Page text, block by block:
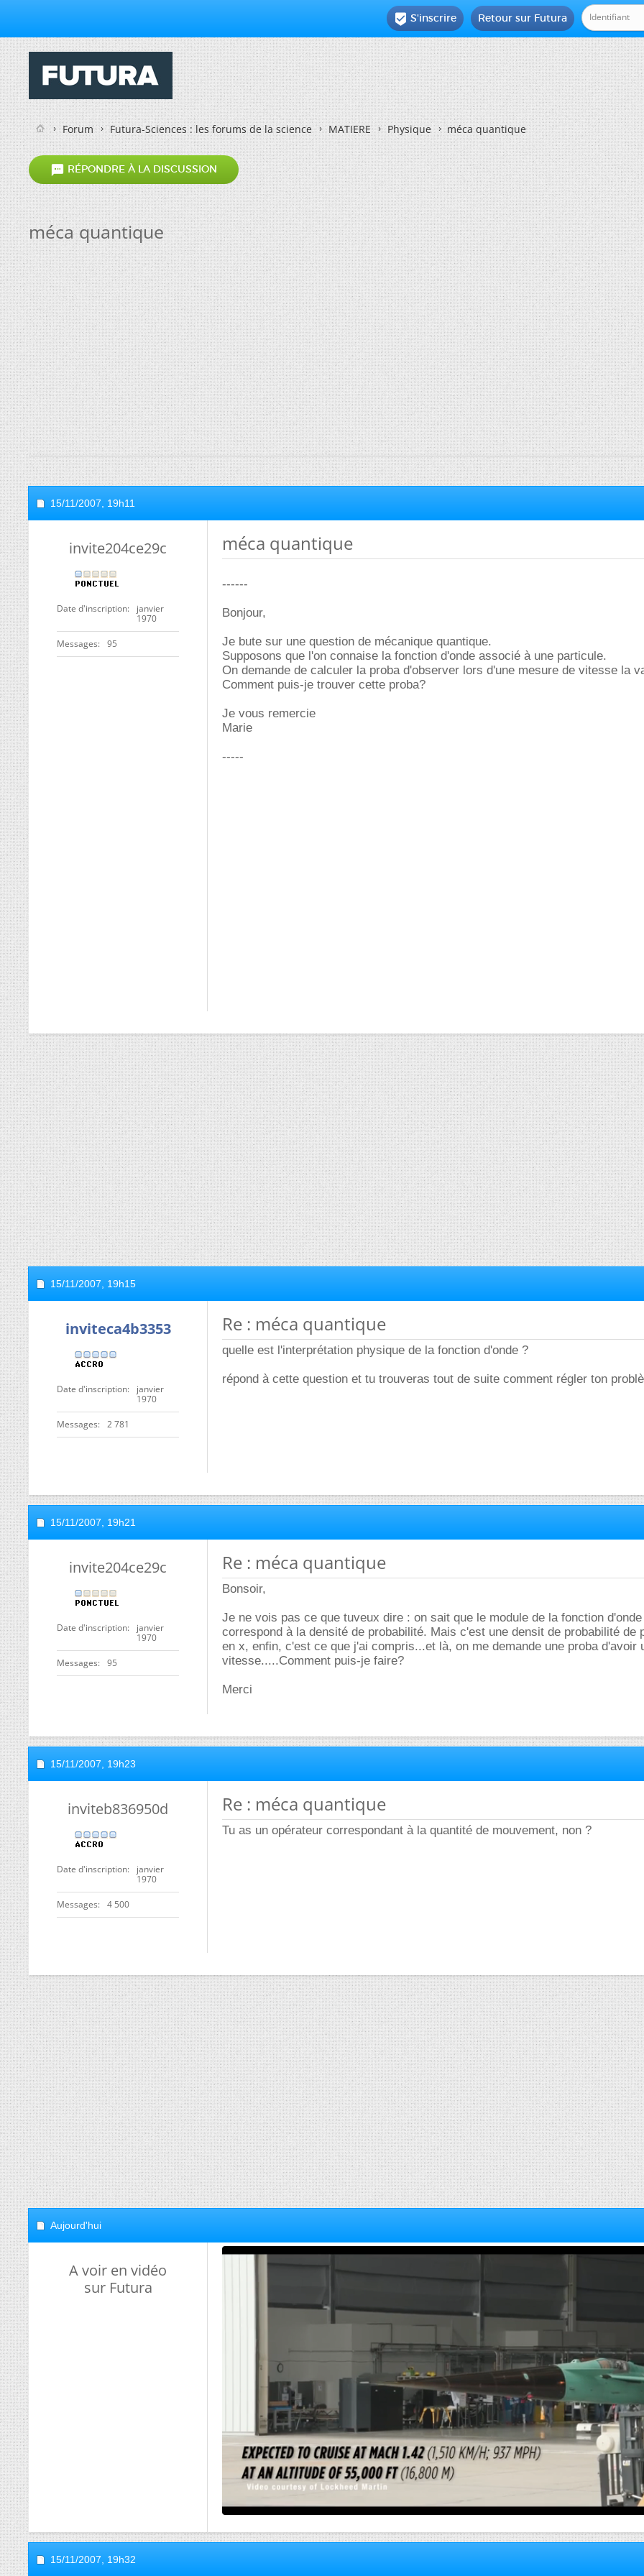
Retour sur Futura
 S'inscrire
Forum Futura-Sciences : les forums de la science MATIERE Physique méca quantique
 RÉPONDRE À LA DISCUSSION
méca quantique
15/11/2007, 19h11
invite204ce29c
Date d'inscription
janvier
1970
Messages 95
méca quantique
------
Bonjour,
Je bute sur une question de mécanique quantique.
Supposons que l'on connaise la fonction d'onde associé à une particule.
On demande de calculer la proba d'observer lors d'une mesure de vitesse la
Comment puis-je trouver cette proba?
Je vous remercie
Marie
-----
15/11/2007, 19h15
inviteca4b3353
Date d'inscription
janvier
1970
Messages 2 781
Re : méca quantique
quelle est l'interprétation physique de la fonction d'onde ?
répond à cette question et tu trouveras tout de suite comment régler ton
15/11/2007, 19h21
invite204ce29c
Date d'inscription
janvier
1970
Messages 95
Re : méca quantique
Bonsoir,
Je ne vois pas ce que tuveux dire : on sait que le module de la fonction
correspond à la densité de probabilité. Mais c'est une densit de probabilité de
en x, enfin, c'est ce que j'ai compris...et là, on me demande une proba d'avoir
vitesse.....Comment puis-je faire?
Merci
15/11/2007, 19h23
inviteb836950d
Date d'inscription
janvier
1970
Messages 4 500
Re : méca quantique
Tu as un opérateur correspondant à la quantité de mouvement, non ?
Aujourd'hui
A voir en vidéo
sur Futura
15/11/2007, 19h32